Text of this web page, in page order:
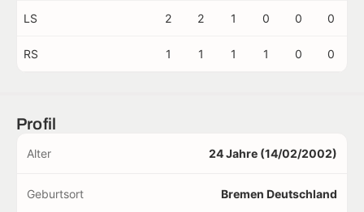
LS 2 2 1 0 0 0
RS 1 1 1 1 0 0
Profil
Alter 24 Jahre (14/02/2002)
Geburtsort Bremen Deutschland